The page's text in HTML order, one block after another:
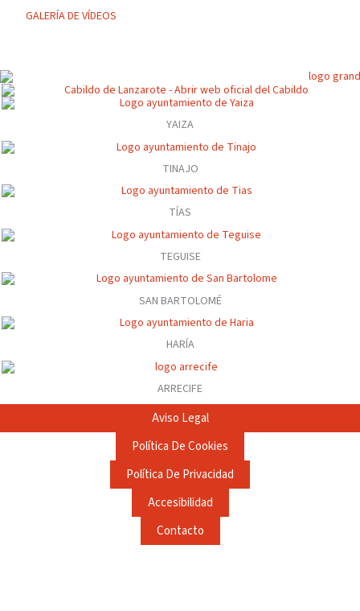
GALERÍA DE VÍDEOS
YAIZA
TINAJO
TÍAS
TEGUISE
SAN BARTOLOMÉ
HARÍA
ARRECIFE
Aviso Legal
Política De Cookies
Política De Privacidad
Accesibilidad
Contacto